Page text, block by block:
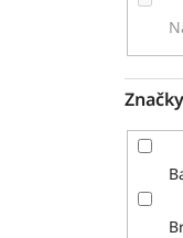
Značky